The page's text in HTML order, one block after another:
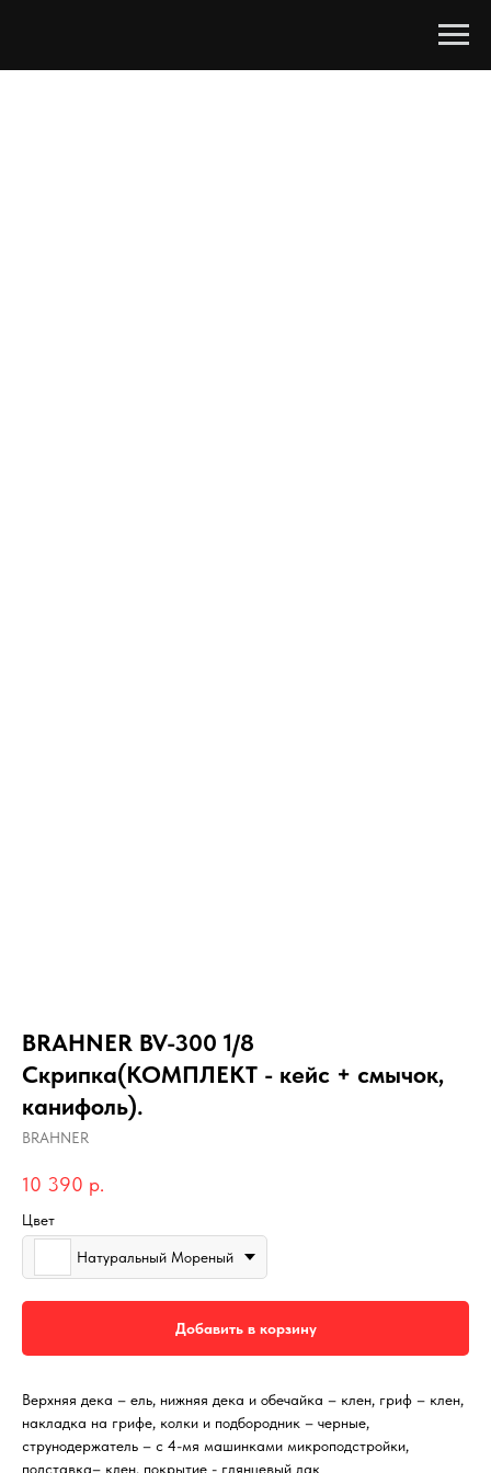
BRAHNER BV-300 1/8
Скрипка(КОМПЛЕКТ - кейс + смычок,
канифоль).
BRAHNER
10 390 р.
Цвет
Натуральный Мореный
Добавить в корзину
Верхняя дека – ель, нижняя дека и обечайка – клен, гриф – клен,
накладка на грифе, колки и подбородник – черные,
струнодержатель – с 4-мя машинками микроподстройки,
подставка– клен, покрытие - глянцевый лак